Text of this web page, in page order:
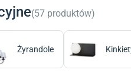
(57 produktów)
Żyrandole